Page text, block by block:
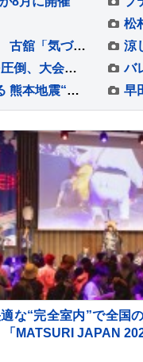
古舘佑太郎×山下幸輝×平子祐希 『ルポ・あの日の真実』#5 古舘「気づけば熱く語っていました」
張本智和がストレート勝ちでベスト4進出、フランスの強豪を圧倒、大会連覇まであと2つ【WTTチャンピオンズ横浜】
「ガソリン届けようと…」車中泊で死亡女性の遺族が胸中語る 熊本地震“見えづらい避難者”どう支えるか “要配慮者”避難の現状 子どもの心ケアする医師も【報道特集】
な“完全室内”で全国
MATSURI JAPAN